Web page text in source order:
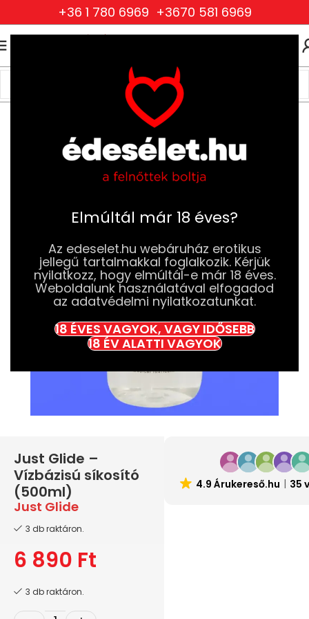
Elmúltál már 18 éves?
Az edeselet.hu webáruház erotikus
jellegű tartalmakkal foglalkozik. Kérjük
nyilatkozz, hogy elmúltál-e már 18 éves.
Weboldalunk használatával elfogadod
az adatvédelmi nyilatkozatunkat.
18 ÉVES VAGYOK, VAGY IDŐSEBB
18 ÉV ALATTI VAGYOK
+36 1 780 6969 +3670 581 6969
Drogéria és Jobb Szexuális Élmény
Síkosítók Vízalapú Síkosítók
Just Glide –
Vízbázisú síkosító
(500ml)
Just Glide
3 db raktáron.
6 890 Ft
3 db raktáron.
4.9 Árukereső.hu 35